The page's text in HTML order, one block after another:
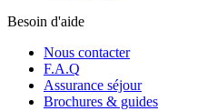
Besoin d'aide
Nous contacter
F.A.Q
Assurance séjour
Brochures & guides